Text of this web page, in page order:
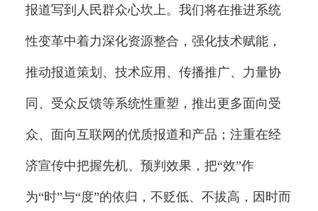
报道写到人民群众心坎上。我们将在推进系统
性变革中着力深化资源整合，强化技术赋能，
推动报道策划、技术应用、传播推广、力量协
同、受众反馈等系统性重塑，推出更多面向受
众、面向互联网的优质报道和产品；注重在经
济宣传中把握先机、预判效果，把“效”作
为“时”与“度”的依归，不贬低、不拔高，因时而